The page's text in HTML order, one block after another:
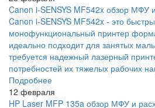
Canon i-SENSYS MF542x обзор МФУ
Canon i-SENSYS MF542x - это
монофункциональный принтер
идеально подходит для занятых
требуется надежный лазерный
потребностей их тяжелых рабочих
Подробнее
12 февраля
HP Laser MFP 135a обзор МФУ и